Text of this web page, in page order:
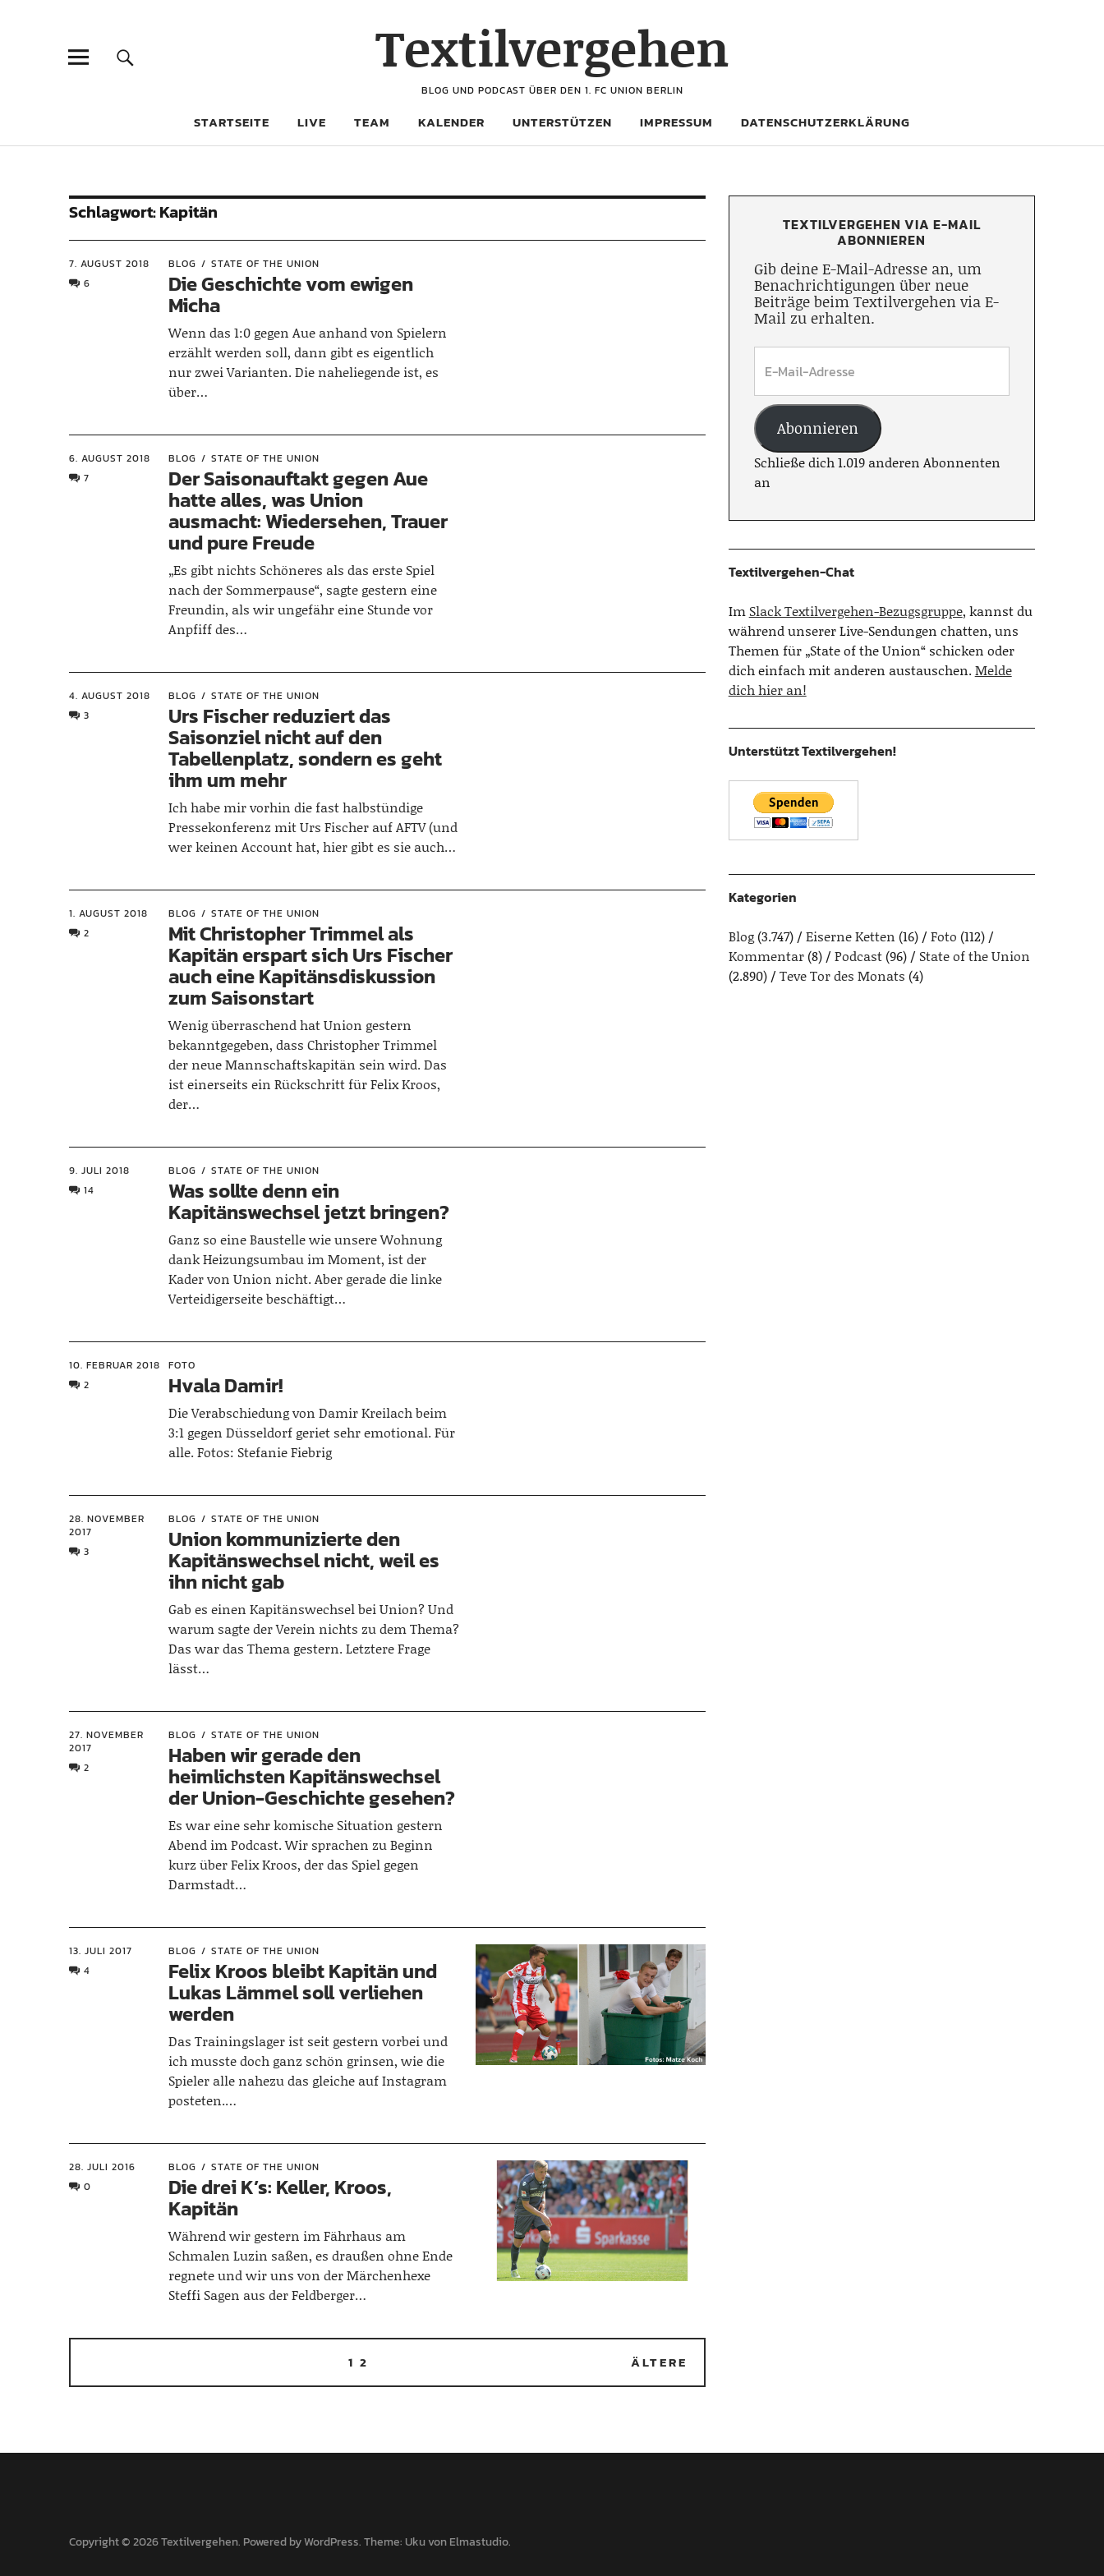
Textilvergehen
BLOG UND PODCAST ÜBER DEN 1. FC UNION BERLIN
STARTSEITE LIVE TEAM KALENDER UNTERSTÜTZEN IMPRESSUM DATENSCHUTZERKLÄRUNG
Schlagwort:Kapitän
7. AUGUST 2018
6
BLOG STATE OF THE UNION
Die Geschichte vom ewigen
Micha
Wenn das 1:0 gegen Aue anhand von Spielern
erzählt werden soll, dann gibt es eigentlich
nur zwei Varianten. Die naheliegende ist, es
über…
6. AUGUST 2018
7
BLOG STATE OF THE UNION
Der Saisonauftakt gegen Aue
hatte alles, was Union
ausmacht: Wiedersehen, Trauer
und pure Freude
„Es gibt nichts Schöneres als das erste Spiel
nach der Sommerpause“, sagte gestern eine
Freundin, als wir ungefähr eine Stunde vor
Anpfiff des…
4. AUGUST 2018
3
BLOG STATE OF THE UNION
Urs Fischer reduziert das
Saisonziel nicht auf den
Tabellenplatz, sondern es geht
ihm um mehr
Ich habe mir vorhin die fast halbstündige
Pressekonferenz mit Urs Fischer auf AFTV (und
wer keinen Account hat, hier gibt es sie auch…
1. AUGUST 2018
2
BLOG STATE OF THE UNION
Mit Christopher Trimmel als
Kapitän erspart sich Urs Fischer
auch eine Kapitänsdiskussion
zum Saisonstart
Wenig überraschend hat Union gestern
bekanntgegeben, dass Christopher Trimmel
der neue Mannschaftskapitän sein wird. Das
ist einerseits ein Rückschritt für Felix Kroos,
der…
9. JULI 2018
14
BLOG STATE OF THE UNION
Was sollte denn ein
Kapitänswechsel jetzt bringen?
Ganz so eine Baustelle wie unsere Wohnung
dank Heizungsumbau im Moment, ist der
Kader von Union nicht. Aber gerade die linke
Verteidigerseite beschäftigt…
10. FEBRUAR 2018
2
FOTO
Hvala Damir!
Die Verabschiedung von Damir Kreilach beim
3:1 gegen Düsseldorf geriet sehr emotional. Für
alle. Fotos: Stefanie Fiebrig
28. NOVEMBER
2017
3
BLOG STATE OF THE UNION
Union kommunizierte den
Kapitänswechsel nicht, weil es
ihn nicht gab
Gab es einen Kapitänswechsel bei Union? Und
warum sagte der Verein nichts zu dem Thema?
Das war das Thema gestern. Letztere Frage
lässt…
27. NOVEMBER
2017
2
BLOG STATE OF THE UNION
Haben wir gerade den
heimlichsten Kapitänswechsel
der Union-Geschichte gesehen?
Es war eine sehr komische Situation gestern
Abend im Podcast. Wir sprachen zu Beginn
kurz über Felix Kroos, der das Spiel gegen
Darmstadt…
13. JULI 2017
4
BLOG STATE OF THE UNION
Felix Kroos bleibt Kapitän und
Lukas Lämmel soll verliehen
werden
Das Trainingslager ist seit gestern vorbei und
ich musste doch ganz schön grinsen, wie die
Spieler alle nahezu das gleiche auf Instagram
posteten.…
28. JULI 2016
0
BLOG STATE OF THE UNION
Die drei K’s: Keller, Kroos,
Kapitän
Während wir gestern im Fährhaus am
Schmalen Luzin saßen, es draußen ohne Ende
regnete und wir uns von der Märchenhexe
Steffi Sagen aus der Feldberger…
1 2 ÄLTERE
TEXTILVERGEHEN VIA E-MAIL
ABONNIEREN
Gib deine E-Mail-Adresse an, um
Benachrichtigungen über neue
Beiträge beim Textilvergehen via E-
Mail zu erhalten.
Abonnieren
Schließe dich 1.019 anderen Abonnenten
an
Textilvergehen-Chat
Im Slack Textilvergehen-Bezugsgruppe, kannst du
während unserer Live-Sendungen chatten, uns
Themen für „State of the Union“ schicken oder
dich einfach mit anderen austauschen.Melde
dich hier an!
Unterstützt Textilvergehen!
Kategorien
Blog(3.747) Eiserne Ketten (16) Foto (112)
Kommentar(8) Podcast(96)
State of the Union
(2.890)
Teve Tor des Monats (4)
Copyright © 2026 Textilvergehen Powered byWordPress Theme: Uku vonElmastudio